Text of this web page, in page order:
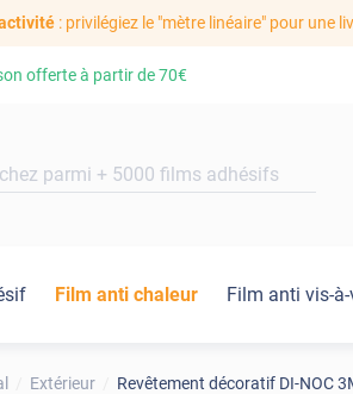
: privilégiez le "mètre linéaire" pour une
offerte à partir de70€
Film anti chaleur Film anti vis-
Extérieur Revêtement décoratif DI-NOC